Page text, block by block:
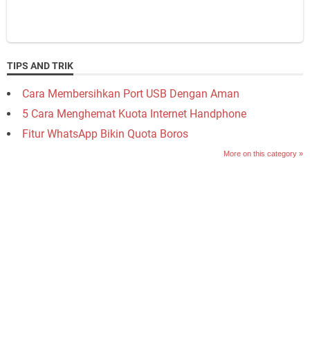
TIPS AND TRIK
Cara Membersihkan Port USB Dengan Aman
5 Cara Menghemat Kuota Internet Handphone
Fitur WhatsApp Bikin Quota Boros
More on this category »